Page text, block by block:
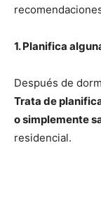
1. Planifica
Después de
Trata de
o simplemente
residencial.